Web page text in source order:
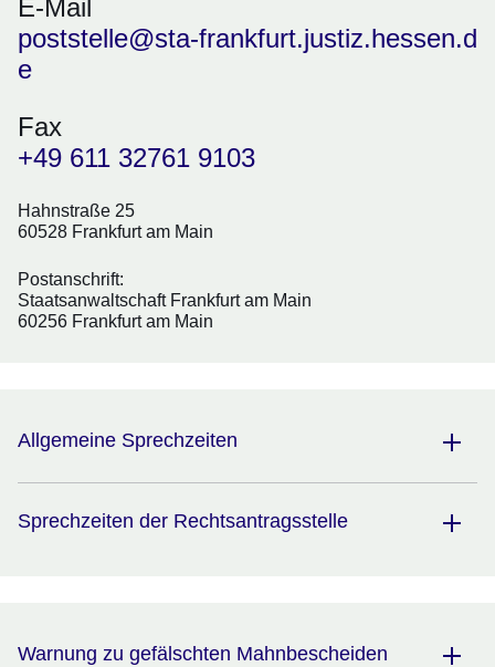
E-Mail
poststelle@sta-frankfurt.justiz.hessen.d
e
Fax
+49 611 32761 9103
Hahnstraße 25
60528 Frankfurt am Main
Postanschrift:
Staatsanwaltschaft Frankfurt am Main
60256 Frankfurt am Main
Allgemeine Sprechzeiten
Sprechzeiten der Rechtsantragsstelle
Warnung zu gefälschten Mahnbescheiden